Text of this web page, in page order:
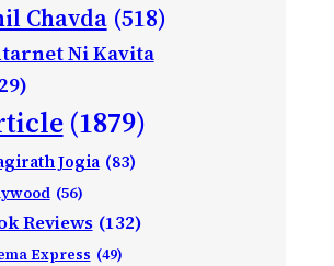
Chavda (518)
Ni Kavita
(1879)
Jogia (83)
(56)
Reviews (132)
Express (49)